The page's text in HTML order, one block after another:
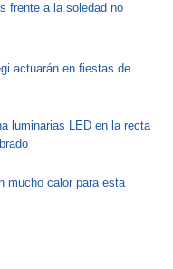
frente a la soledad no
actuarán en fiestas de
luminarias LED en la recta
mucho calor para esta